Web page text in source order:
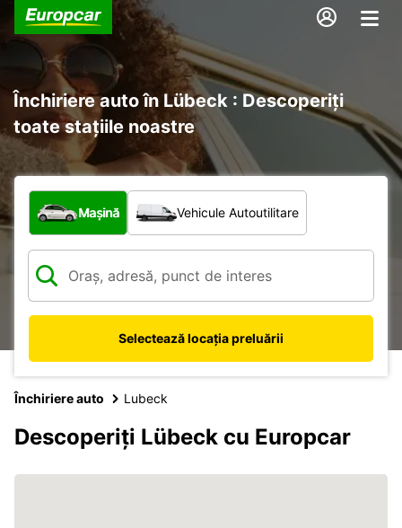
Închiriere auto în Lübeck : Descoperiți
toate stațiile noastre
Ce tip de vehicul?
Mașină Vehicule Autoutilitare
Selectează locația preluării
Închiriere auto Lubeck
Descoperiți Lübeck cu Europcar